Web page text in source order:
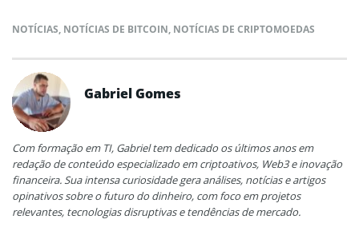
NOTÍCIAS, NOTÍCIAS DE BITCOIN, NOTÍCIAS DE CRIPTOMOEDAS
Gabriel Gomes
Com formação em TI, Gabriel tem dedicado os últimos anos em
redação de conteúdo especializado em criptoativos, Web3 e inovação
financeira. Sua intensa curiosidade gera análises, notícias e artigos
opinativos sobre o futuro do dinheiro, com foco em projetos
relevantes, tecnologias disruptivas e tendências de mercado.